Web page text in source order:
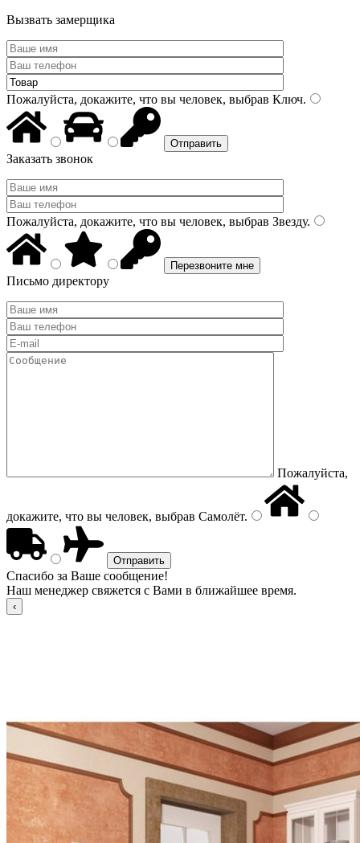
Вызвать замерщика
Пожалуйста, докажите, что вы человек, выбрав Ключ.
Заказать звонок
Пожалуйста, докажите, что вы человек, выбрав Звезду.
Письмо директору
Пожалуйста,
докажите, что вы человек, выбрав Самолёт.
Спасибо за Ваше сообщение!
Наш менеджер свяжется с Вами в ближайшее время.